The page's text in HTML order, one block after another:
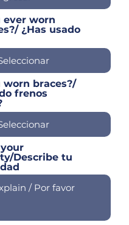
ever worn
¿Has usado
worn braces?/
frenos
Describe tu